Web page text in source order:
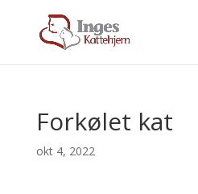
Forkølet kat
okt 4, 2022